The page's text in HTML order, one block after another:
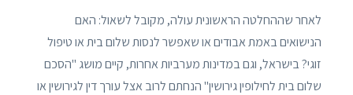
לאחר שההחלטה הראשונית עולה, מקובל לשאול: האם
הנישואים באמת אבודים או שאפשר לנסות שלום בית או טיפול
זוגי? בישראל, וגם במדינות מערביות אחרות, קיים מושג "הסכם
שלום בית לחילופין גירושין" הנחתם לרוב אצל עורך דין לגירושין או